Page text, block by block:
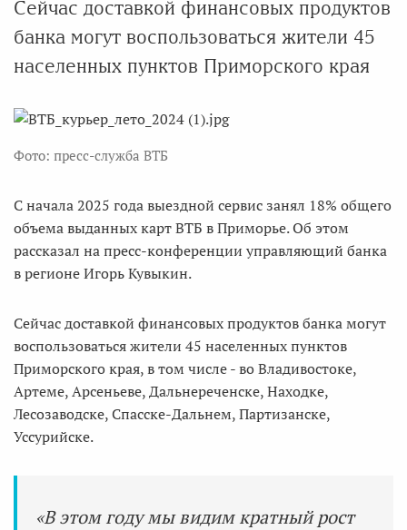
Сейчас доставкой финансовых продуктов
банка могут воспользоваться жители 45
населенных пунктов Приморского края
Фото: пресс-служба ВТБ
С начала 2025 года выездной сервис занял 18% общего
объема выданных карт ВТБ в Приморье. Об этом
рассказал на пресс-конференции управляющий банка
в регионе Игорь Кувыкин.
Сейчас доставкой финансовых продуктов банка могут
воспользоваться жители 45 населенных пунктов
Приморского края, в том числе - во Владивостоке,
Артеме, Арсеньеве, Дальнереченске, Находке,
Лесозаводске, Спасске-Дальнем, Партизанске,
Уссурийске.
«В этом году мы видим кратный рост